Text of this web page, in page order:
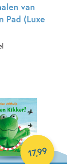
van
Pad (Luxe
17,99